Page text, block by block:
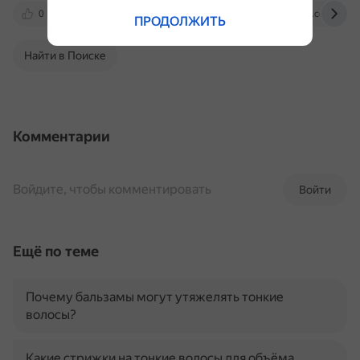
0 www.thevoicemag.ru www.youtube.com
Найти в Поиске
Комментарии
Войти
Войдите, чтобы комментировать
Ещё по теме
Почему бальзамы могут утяжелять тонкие
волосы?
ПРОДОЛЖИТЬ